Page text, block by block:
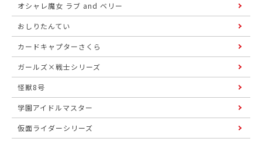
オシャレ魔女 ラブ and ベリー
おしりたんてい
カードキャプターさくら
ガールズ×戦士シリーズ
怪獣8号
学園アイドルマスター
仮面ライダーシリーズ